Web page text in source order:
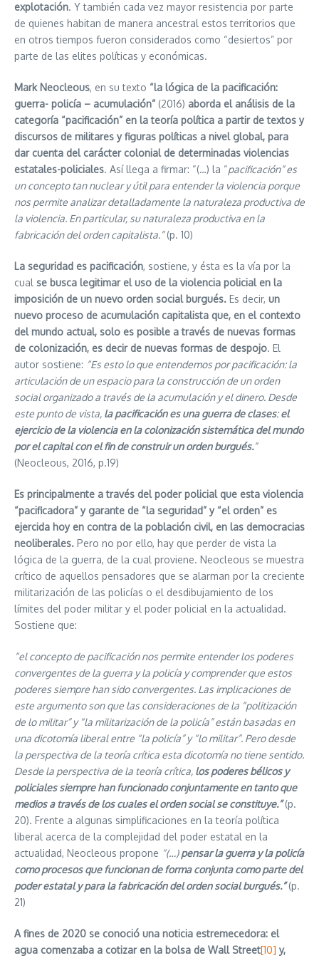
explotación. Y también cada vez mayor resistencia por parte
de quienes habitan de manera ancestral estos territorios que
en otros tiempos fueron considerados como “desiertos” por
parte de las elites políticas y económicas.
Mark Neocleous, en su texto “la lógica de la pacificación:
guerra- policía – acumulación” (2016) aborda el análisis de la
categoría “pacificación” en la teoría política a partir de textos y
discursos de militares y figuras políticas a nivel global, para
dar cuenta del carácter colonial de determinadas violencias
estatales-policiales. Así llega a firmar: “(…) la “pacificación” es
un concepto tan nuclear y útil para entender la violencia porque
nos permite analizar detalladamente la naturaleza productiva de
la violencia. En particular, su naturaleza productiva en la
fabricación del orden capitalista.”(p. 10)
La seguridad es pacificación, sostiene, y ésta es la vía por la
cual se busca legitimar el uso de la violencia policial en la
imposición de un nuevo orden social burgués. Es decir, un
nuevo proceso de acumulación capitalista que, en el contexto
del mundo actual, solo es posible a través de nuevas formas
de colonización, es decir de nuevas formas de despojo. El
autor sostiene: “Es esto lo que entendemos por pacificación: la
articulación de un espacio para la construcción de un orden
social organizado a través de la acumulación y el dinero. Desde
este punto de vista, la pacificación es una guerra de clases:el
ejercicio de la violencia en la colonización sistemática del mundo
por el capital con el fin de construir un orden burgués.”
(Neocleous, 2016, p.19)
Es principalmente a través del poder policial que esta violencia
“pacificadora” y garante de “la seguridad” y “el orden” es
ejercida hoy en contra de la población civil, en las democracias
neoliberales. Pero no por ello, hay que perder de vista la
lógica de la guerra, de la cual proviene. Neocleous se muestra
crítico de aquellos pensadores que se alarman por la creciente
militarización de las policías o el desdibujamiento de los
límites del poder militar y el poder policial en la actualidad.
Sostiene que:
“el concepto de pacificación nos permite entender los poderes
convergentes de la guerra y la policía y comprender que estos
poderes siempre han sido convergentes. Las implicaciones de
este argumento son que las consideraciones de la “politización
de lo militar” y “la militarización de la policía” están basadas en
una dicotomía liberal entre “la policía” y “lo militar”. Pero desde
la perspectiva de la teoría crítica esta dicotomía no tiene sentido.
Desde la perspectiva de la teoría crítica, los poderes bélicos y
policiales siempre han funcionado conjuntamente en tanto que
medios a través de los cuales el orden social se constituye.” (p.
20). Frente a algunas simplificaciones en la teoría política
liberal acerca de la complejidad del poder estatal en la
actualidad, Neocleous propone “(…)pensar la guerra y la policía
como procesos que funcionan de forma conjunta como parte del
poder estatal y para la fabricación del orden social burgués.” (p.
21)
A fines de 2020 se conoció una noticia estremecedora: el
agua comenzaba a cotizar en la bolsa de Wall Street[10] y,